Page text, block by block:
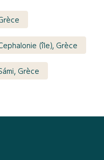
(île), Grèce
Grèce